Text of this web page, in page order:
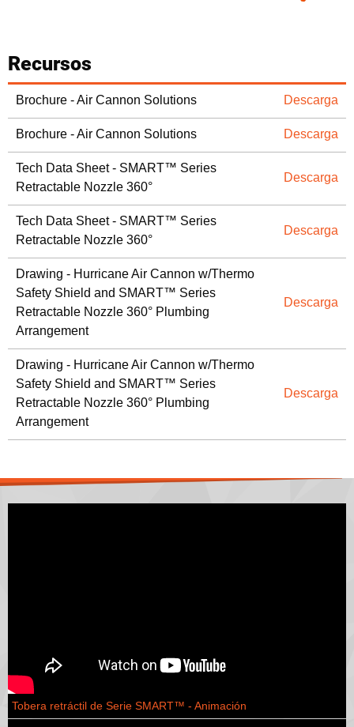
Recursos
Brochure - Air Cannon Solutions Descarga
Brochure - Air Cannon Solutions Descarga
Tech Data Sheet - SMART™ Series
Retractable Nozzle 360°
Descarga
Tech Data Sheet - SMART™ Series
Retractable Nozzle 360°
Descarga
Drawing - Hurricane Air Cannon w/Thermo
Safety Shield and SMART™ Series
Retractable Nozzle 360° Plumbing
Arrangement
Descarga
Drawing - Hurricane Air Cannon w/Thermo
Safety Shield and SMART™ Series
Retractable Nozzle 360° Plumbing
Arrangement
Descarga
Tobera retráctil de Serie SMART™ - Animación